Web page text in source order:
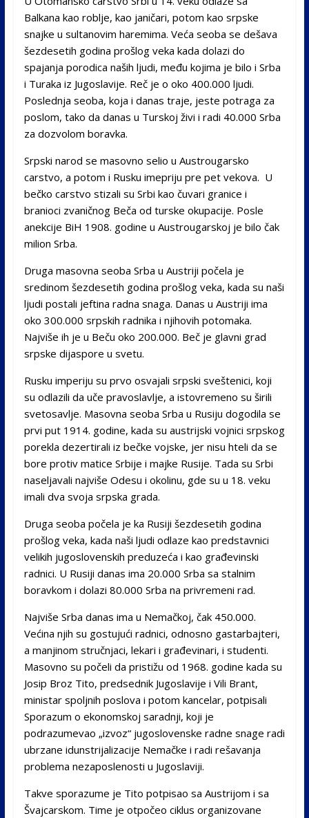
Balkana kao roblje, kao janičari, potom kao srpske
snajke u sultanovim haremima. Veća seoba se dešava
šezdesetih godina prošlog veka kada dolazi do
spajanja porodica naših ljudi, među kojima je bilo i Srba
i Turaka iz Jugoslavije. Reč je o oko 400.000 ljudi.
Poslednja seoba, koja i danas traje, jeste potraga za
poslom, tako da danas u Turskoj živi i radi 40.000 Srba
za dozvolom boravka.
Srpski narod se masovno selio u Austrougarsko
carstvo, a potom i Rusku imepriju pre pet vekova. U
bečko carstvo stizali su Srbi kao čuvari granice i
branioci zvaničnog Beča od turske okupacije. Posle
anekcije BiH 1908. godine u Austrougarskoj je bilo čak
milion Srba.
Druga masovna seoba Srba u Austriji počela je
sredinom šezdesetih godina prošlog veka, kada su naši
ljudi postali jeftina radna snaga. Danas u Austriji ima
oko 300.000 srpskih radnika i njihovih potomaka.
Najviše ih je u Beču oko 200.000. Beč je glavni grad
srpske dijaspore u svetu.
Rusku imperiju su prvo osvajali srpski sveštenici, koji
su odlazili da uče pravoslavlje, a istovremeno su širili
svetosavlje. Masovna seoba Srba u Rusiju dogodila se
prvi put 1914. godine, kada su austrijski vojnici srpskog
porekla dezertirali iz bečke vojske, jer nisu hteli da se
bore protiv matice Srbije i majke Rusije. Tada su Srbi
naseljavali najviše Odesu i okolinu, gde su u 18. veku
imali dva svoja srpska grada.
Druga seoba počela je ka Rusiji šezdesetih godina
prošlog veka, kada naši ljudi odlaze kao predstavnici
velikih jugoslovenskih preduzeća i kao građevinski
radnici. U Rusiji danas ima 20.000 Srba sa stalnim
boravkom i dolazi 80.000 Srba na privremeni rad.
Najviše Srba danas ima u Nemačkoj, čak 450.000.
Većina njih su gostujući radnici, odnosno gastarbajteri,
a manjinom stručnjaci, lekari i građevinari, i studenti.
Masovno su počeli da pristižu od 1968. godine kada su
Josip Broz Tito, predsednik Jugoslavije i Vili Brant,
ministar spoljnih poslova i potom kancelar, potpisali
Sporazum o ekonomskoj saradnji, koji je
podrazumevao „izvoz“ jugoslovenske radne snage radi
ubrzane idunstrijalizacije Nemačke i radi rešavanja
problema nezaposlenosti u Jugoslaviji.
Takve sporazume je Tito potpisao sa Austrijom i sa
Švajcarskom. Time je otpočeo ciklus organizovane